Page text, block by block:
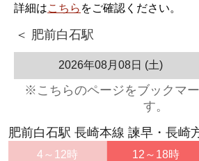
詳細はこちら をご確認ください。
＜ 肥前白石駅
2026年08月08日 (土)
※こちらのページをブックマ
す。
肥前白石駅 長崎本線 諫早・長崎
4～12時 12～18時